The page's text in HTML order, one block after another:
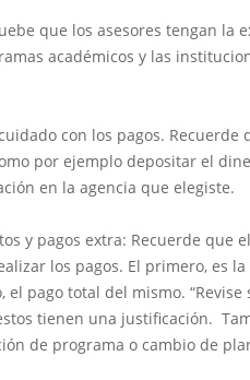
que los asesores tengan la
académicos y las
con los pagos.
por ejemplo depositar el
en la agencia que elegiste.
y pagos extra: Recuerde que
los pagos. El primero, es
el pago total del mismo.
tienen una justificación.
de programa o cambio de